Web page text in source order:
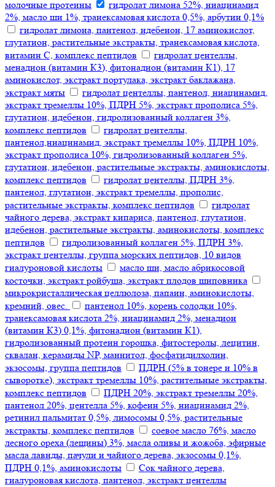
молочные протеины
гидролат лимона 52%, ниацинамид
2%, масло ши 1%, транексамовая кислота 0,5%, арбутин 0,1%
гидролат лимона, пантенол, идебенон, 17 аминокислот,
глутатион, растительные экстракты, транексамовая кислота,
витамин С, комплекс пептидов
гидролат центеллы,
менадион (витамин К3), фитонадион (витамин К1), 17
аминокислот, экстракт портулака, экстракт баклажана,
экстракт мяты
гидролат центеллы, пантенол, ниацинамид,
экстракт тремеллы 10%, ПДРН 5%, экстракт прополиса 5%,
глутатион, идебенон, гидролизованный коллаген 3%,
комплекс пептидов
гидролат центеллы,
пантенол,ниацинамид, экстракт тремеллы 10%, ПДРН 10%,
экстракт прополиса 10%, гидролизованный коллаген 5%,
глутатион, идебенон, растительные экстракты, аминокислоты,
комплекс пептидов
гидролат центеллы, ПДРН 3%,
пантенол, глутатион, экстракт тремеллы, прополис,
растительные экстракты, комплекс пептидов
гидролат
чайного дерева, экстракт кипариса, пантенол, глутатион,
идебенон, растительные экстракты, аминокислоты, комплекс
пептидов
гидролизованный коллаген 5%, ПДРН 3%,
экстракт центеллы, группа морских пептидов, 10 видов
гиалуроновой кислоты
масло ши, масло абрикосовой
косточки, экстракт ройбуша, экстракт плодов шиповника
микрокристаллическая целлюлоза, папаин, аминокислоты,
кремний, овес.
пантенол 10%, корень солодки 10%,
транексамовая кислота 2%, ниацинамид 2%, менадион
(витамин К3) 0,1%, фитонадион (витамин К1),
гидролизованный протеин горошка, фитостеролы, лецитин,
сквалан, керамиды NP, маннитол, фосфатидилхолин,
экзосомы, группа пептидов
ПДРН (5% в тонере и 10% в
сыворотке), экстракт тремеллы 10%, растительные экстракты,
комплекс пептидов
ПДРН 20%, экстракт тремеллы 20%,
пантенол 20%, центелла 5%, кофеин 5%, ниацинамид 2%,
ретинил пальмитат 0,5%, лимосомы 0,5%, растительные
экстракты, комплекс пептидов
соевое масло 76%, масло
лесного ореха (лещины) 3%, масла оливы и жожоба, эфирные
масла лавнды, пачули и чайного дерева, экзосомы 0,1%,
ПДРН 0,1%, аминокислоты
Сок чайного дерева,
гиалуроновая кислота, пантенол, экстракт центеллы